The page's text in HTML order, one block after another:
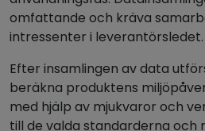
omfattande och kräva
intressenter i leverantörsledet.
Efter insamlingen av data
beräkna produktens
med hjälp av mjukvaror och
till de valda standarderna och